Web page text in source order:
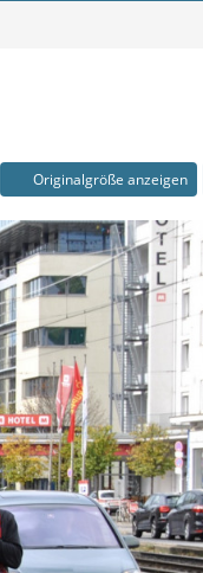
Originalgröße anzeigen